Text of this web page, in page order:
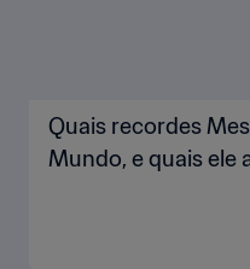
Quais recordes
Mundo, e quais ele